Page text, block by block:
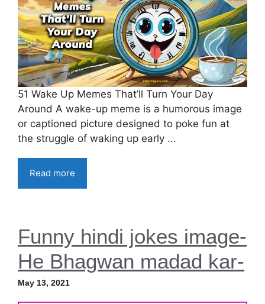
51 Wake Up Memes That’ll Turn Your Day
Around A wake-up meme is a humorous image
or captioned picture designed to poke fun at
the struggle of waking up early ...
Read more
Funny hindi jokes image-
He Bhagwan madad kar-
May 13, 2021